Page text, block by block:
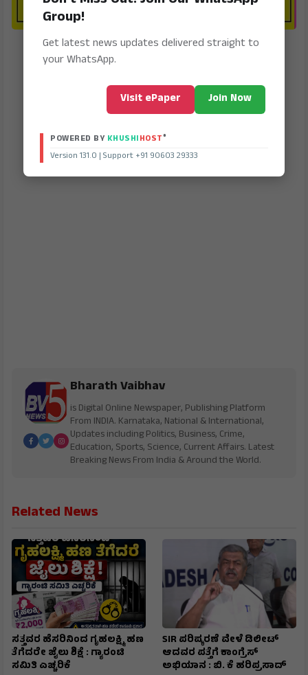
Bharath Vaibhav
is Digital Online Newspaper, Publishing Platform
From INDIA. Karnataka, National & International,
Updates including Politics, Business, Crime,
Education, Sports, Science, Current Affairs. Latest
Breaking News From India & Around the World.
Related News
ಸತ್ತವರ ಹೆಸರಿನಿಂದ ಗೃಹಲಕ್ಷ್ಮಿ ಹಣ
ತೆಗೆದರೇ ಜೈಲು ಶಿಕ್ಷೆ : ಗ್ಯಾರಂಟಿ
ಸಮಿತಿ ಎಚ್ಚರಿಕೆ
SIR ಪರಿಷ್ಕರಣೆ ವೇಳೆ ಡಿಲೀಟ್
ಆದವರ ಪತ್ತೆಗೆ ಕಾಂಗ್ರೆಸ್
ಅಭಿಯಾನ : ಬಿ. ಕೆ ಹರಿಪ್ರಸಾದ್
Group!
Get latest news updates delivered straight to
your WhatsApp.
Visit ePaper Join Now
POWERED BY KHUSHIHOST®
Version 131.0 | Support +91 90603 29333